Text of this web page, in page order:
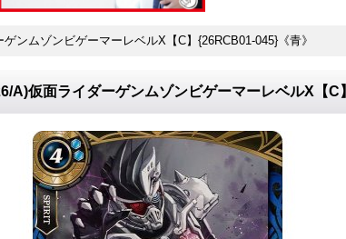
ンムゾンビゲーマーレベルX【C】{26RCB01-045}《青》
A)仮面ライダーゲンムゾンビゲーマーレベルX【C